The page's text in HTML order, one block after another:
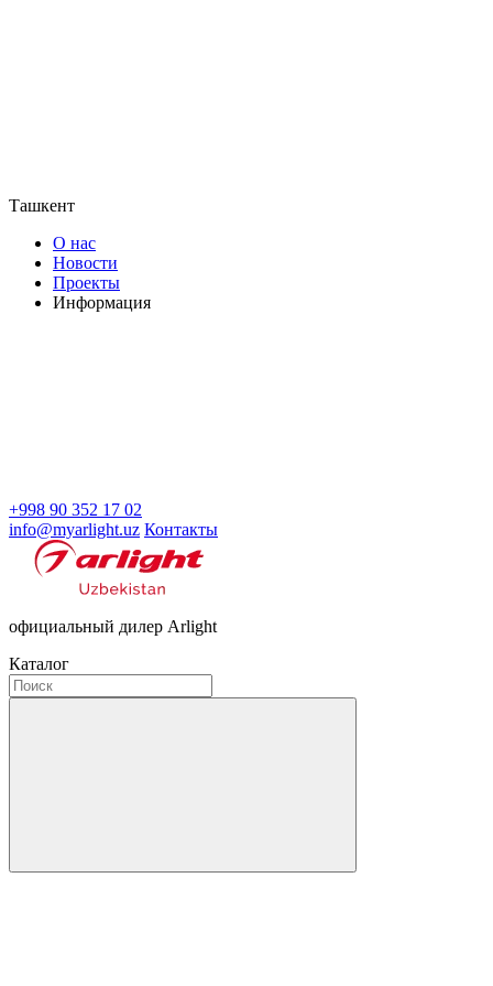
Ташкент
О нас
Новости
Проекты
Информация
+998 90 352 17 02
info@myarlight.uz Контакты
официальный дилер Arlight
Каталог